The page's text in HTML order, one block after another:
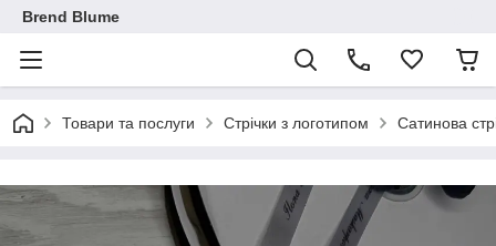
Brend Blume
Товари та послуги Стрічки з логотипом Сатинова